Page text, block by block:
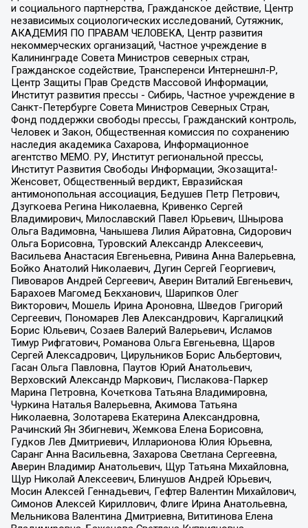
и социального партнерства, Гражданское действие, Центр
независимых социологических исследований, Сутяжник,
АКАДЕМИЯ ПО ПРАВАМ ЧЕЛОВЕКА, Центр развития
некоммерческих организаций, Частное учреждение в
Калининграде Совета Министров северных стран,
Гражданское содействие, Трансперенси Интернешнл-Р,
Центр Защиты Прав Средств Массовой Информации,
Институт развития прессы - Сибирь, Частное учреждение в
Санкт-Петербурге Совета Министров Северных Стран,
Фонд поддержки свободы прессы, Гражданский контроль,
Человек и Закон, Общественная комиссия по сохранению
наследия академика Сахарова, Информационное
агентство МЕМО. РУ, Институт региональной прессы,
Институт Развития Свободы Информации, Экозащита!-
Женсовет, Общественный вердикт, Евразийская
антимонопольная ассоциация, Бедушев Петр Петрович,
Дзугкоева Регина Николаевна, Кривенко Сергей
Владимирович, Милославский Павел Юрьевич, Шнырова
Ольга Вадимовна, Чанышева Лилия Айратовна, Сидорович
Ольга Борисовна, Туровский Александр Алексеевич,
Васильева Анастасия Евгеньевна, Ривина Анна Валерьевна,
Бойко Анатолий Николаевич, Дугин Сергей Георгиевич,
Пивоваров Андрей Сергеевич, Аверин Виталий Евгеньевич,
Барахоев Магомед Бекханович, Шарипков Олег
Викторович, Мошель Ирина Ароновна, Шведов Григорий
Сергеевич, Пономарев Лев Александрович, Каргалицкий
Борис Юльевич, Созаев Валерий Валерьевич, Исламов
Тимур Рифгатович, Романова Ольга Евгеньевна, Щаров
Сергей Алексадрович, Цирульников Борис Альбертович,
Гасан Ольга Павловна, Паутов Юрий Анатольевич,
Верховский Александр Маркович, Пислакова-Паркер
Марина Петровна, Кочеткова Татьяна Владимировна,
Чуркина Наталья Валерьевна, Акимова Татьяна
Николаевна, Золотарева Екатерина Александровна,
Рачинский Ян Збигневич, Жемкова Елена Борисовна,
Гудков Лев Дмитриевич, Илларионова Юлия Юрьевна,
Саранг Анна Васильевна, Захарова Светлана Сергеевна,
Аверин Владимир Анатольевич, Щур Татьяна Михайловна,
Щур Николай Алексеевич, Блинушов Андрей Юрьевич,
Мосин Алексей Геннадьевич, Гефтер Валентин Михайлович,
Симонов Алексей Кириллович, Флиге Ирина Анатольевна,
Мельникова Валентина Дмитриевна, Вититинова Елена